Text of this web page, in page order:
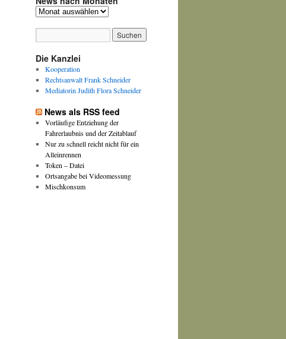
News
Die Kanzlei
Kooperation
Rechtsanwalt Frank Schneider
Mediatorin Judith Flora Schneider
News als RSS feed
Vorläufige Entziehung der
Fahrerlaubnis und der Zeitablauf
Nur zu schnell reicht nicht für ein
Alleinrennen
Token – Datei
Ortsangabe bei Videomessung
Mischkonsum